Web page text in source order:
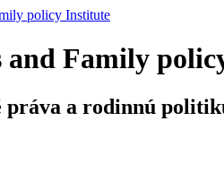
and Family
a rodinnú